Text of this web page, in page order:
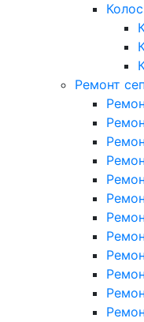
Колос
Ремонт